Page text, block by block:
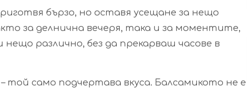
бързо, но оставя усещане за нещо
за делнична вечеря, така и за моментите,
различно, без да прекарваш часове в
той само подчертава вкуса. Балсамикото не е